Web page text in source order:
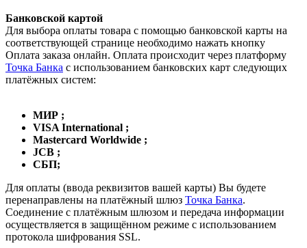
Банковской картой
Для выбора оплаты товара с помощью банковской карты на
соответствующей странице необходимо нажать кнопку
Оплата заказа онлайн. Оплата происходит через платформу
Точка Банка с использованием банковских карт следующих
платёжных систем:
МИР ;
VISA International ;
Mastercard Worldwide ;
JCB ;
СБП;
Для оплаты (ввода реквизитов вашей карты) Вы будете
перенаправлены на платёжный шлюз Точка Банка.
Соединение с платёжным шлюзом и передача информации
осуществляется в защищённом режиме с использованием
протокола шифрования SSL.